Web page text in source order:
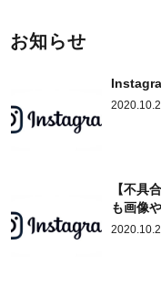
お知らせ
【不具
も画像